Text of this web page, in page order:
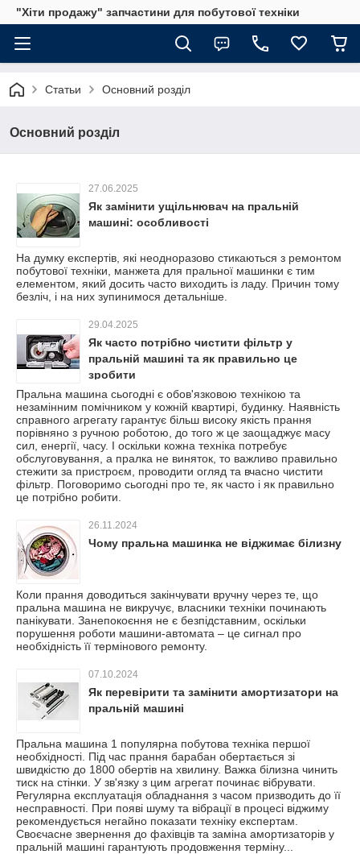
"Хіти продажу" запчастини для побутової техніки
Статьи Основний розділ
Основний розділ
27.06.2025
Як замінити ущільнювач на пральній
машині: особливості
На думку експертів, які неодноразово стикаються з ремонтом
побутової техніки, манжета для пральної машинки є тим
елементом, який досить часто виходить із ладу. Причин тому
безліч, і на них зупинимося детальніше.
29.04.2025
Як часто потрібно чистити фільтр у
пральній машині та як правильно це
зробити
Пральна машина сьогодні є обов'язковою технікою та
незамінним помічником у кожній квартирі, будинку. Наявність
справного агрегату гарантує більш високу якість прання
порівняно з ручною роботою, до того ж це заощаджує масу
сил, енергії, часу. І оскільки кожна техніка потребує
обслуговування, а пралка не виняток, то важливо правильно
стежити за пристроєм, проводити огляд та вчасно чистити
фільтр. Поговоримо сьогодні про те, як часто і як правильно
це потрібно робити.
26.11.2024
Чому пральна машинка не віджимає білизну
Коли прання доводиться закінчувати вручну через те, що
пральна машина не викручує, власники техніки починають
панікувати. Занепокоєння не є безпідставним, оскільки
порушення роботи машини-автомата – це сигнал про
необхідність її термінового ремонту.
07.10.2024
Як перевірити та замінити амортизатори на
пральній машині
Пральна машина 1 популярна побутова техніка першої
необхідності. Під час прання барабан обертається зі
швидкістю до 1800 обертів на хвилину. Важка білизна чинить
тиск на стінки. У зв'язку з цим агрегат починає вібрувати.
Регулярна експлуатація обладнання з часом призводить до її
несправності. При появі шуму та вібрації в процесі віджиму
рекомендується негайно показати техніку експертам.
Своєчасне звернення до фахівців та заміна амортизаторів у
пральній машині гарантують продовження терміну...